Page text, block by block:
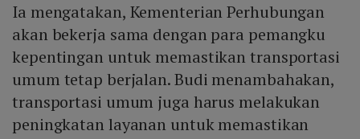
Ia mengatakan, Kementerian Perhubungan
akan bekerja sama dengan para pemangku
kepentingan untuk memastikan transportasi
umum tetap berjalan. Budi menambahakan,
transportasi umum juga harus melakukan
peningkatan layanan untuk memastikan